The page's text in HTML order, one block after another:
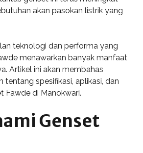
akan pasokan listrik yang
teknologi dan performa yang
menawarkan banyak manfaat
Artikel ini akan membahas
tentang spesifikasi, aplikasi, dan
Fawde di Manokwari.
Genset